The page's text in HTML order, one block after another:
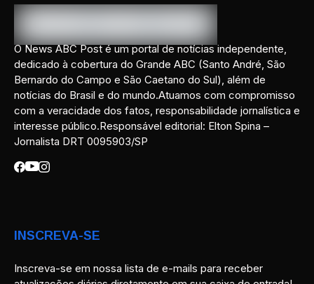
O News ABC Post é um portal de notícias independente,
dedicado à cobertura do Grande ABC (Santo André, São
Bernardo do Campo e São Caetano do Sul), além de
notícias do Brasil e do mundo.Atuamos com compromisso
com a veracidade dos fatos, responsabilidade jornalística e
interesse público.Responsável editorial: Elton Spina –
Jornalista DRT 0095903/SP
INSCREVA-SE
Inscreva-se em nossa lista de e-mails para receber